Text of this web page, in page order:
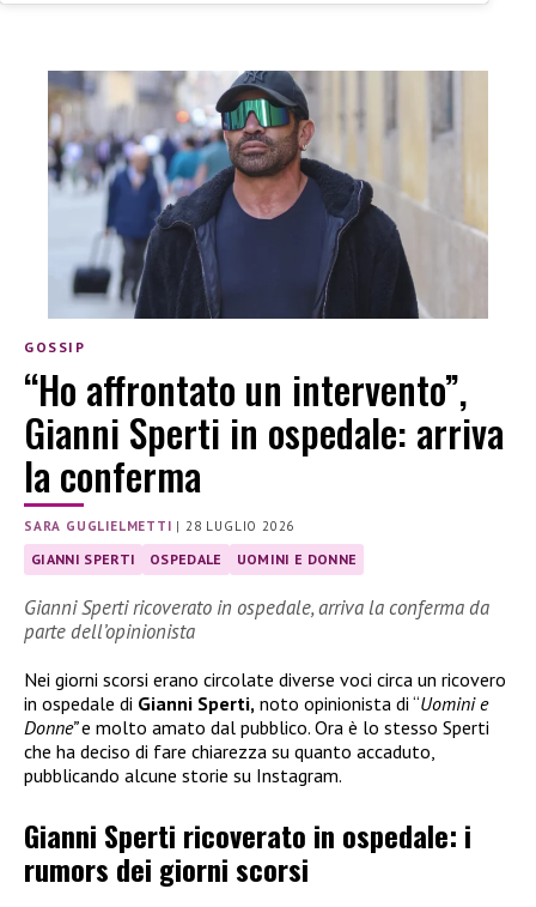
GOSSIP
“Ho affrontato un intervento”,
Gianni Sperti in ospedale: arriva
la conferma
SARA GUGLIELMETTI | 28 LUGLIO 2026
GIANNI SPERTI OSPEDALE UOMINI E DONNE
Gianni Sperti ricoverato in ospedale, arriva la conferma da
parte dell’opinionista
Nei giorni scorsi erano circolate diverse voci circa un ricovero
in ospedale di Gianni Sperti, noto opinionista di “Uomini e
Donne”e molto amato dal pubblico. Ora è lo stesso Sperti
che ha deciso di fare chiarezza su quanto accaduto,
pubblicando alcune storie su Instagram.
Gianni Sperti ricoverato in ospedale: i
rumors dei giorni scorsi